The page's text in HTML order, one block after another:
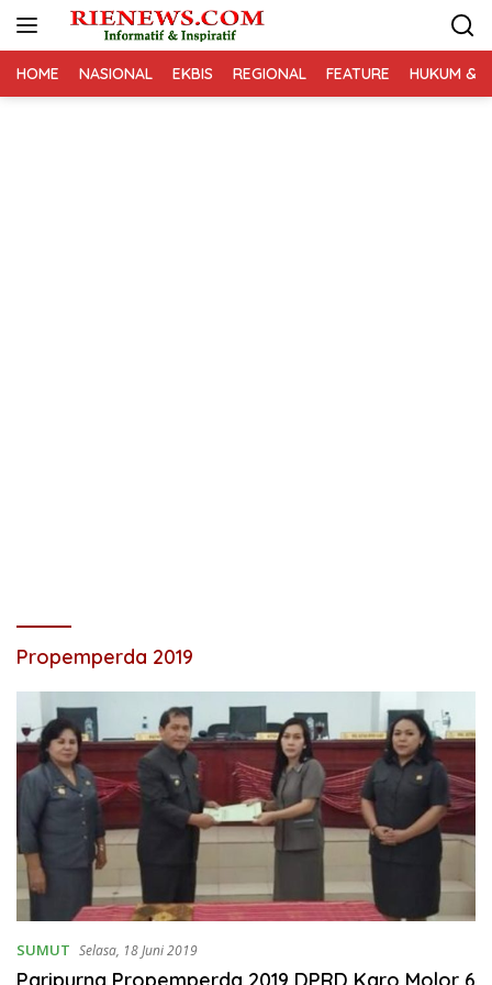
HOME NASIONAL EKBIS REGIONAL FEATURE HUKUM &
Propemperda 2019
SUMUT Selasa, 18 Juni 2019